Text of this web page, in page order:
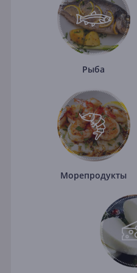
Рыба
Морепродукты